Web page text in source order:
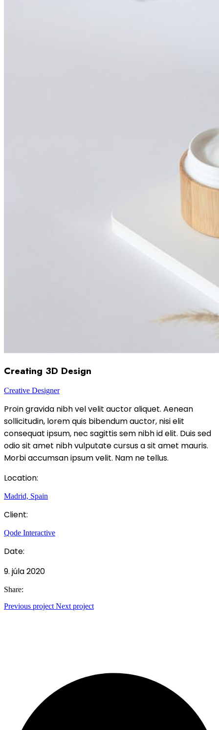
Creating 3D Design
Creative Designer
Proin gravida nibh vel velit auctor aliquet. Aenean
sollicitudin, lorem quis bibendum auctor, nisi elit
consequat ipsum, nec sagittis sem nibh id elit. Duis sed
odio sit amet nibh vulputate cursus a sit amet mauris.
Morbi accumsan ipsum velit. Nam ne tellus.
Location:
Madrid, Spain
Client:
Qode Interactive
Date:
9. júla 2020
Share:
Previous project Next project